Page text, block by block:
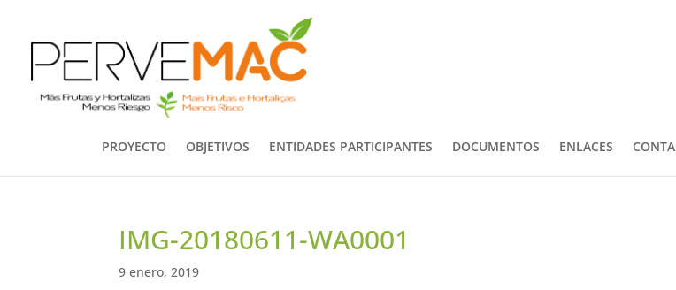
PROYECTO OBJETIVOS ENTIDADES PARTICIPANTES DOCUMENTOS ENLACES
IMG-20180611-WA0001
9 enero, 2019